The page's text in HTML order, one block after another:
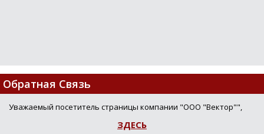
Обратная Связь
Уважаемый посетитель страницы компании "ООО "Вектор"",
ЗДЕСЬ